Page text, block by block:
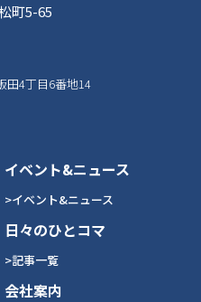
町5-65
田4丁目6番地14
イベント&ニュース
>イベント&ニュース
日々のひとコマ
>記事一覧
会社案内